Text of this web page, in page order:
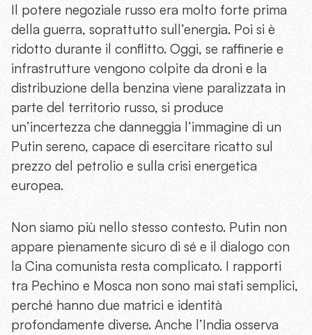
Il potere negoziale russo era molto forte prima
della guerra, soprattutto sull’energia. Poi si è
ridotto durante il conflitto. Oggi, se raffinerie e
infrastrutture vengono colpite da droni e la
distribuzione della benzina viene paralizzata in
parte del territorio russo, si produce
un’incertezza che danneggia l’immagine di un
Putin sereno, capace di esercitare ricatto sul
prezzo del petrolio e sulla crisi energetica
europea.
Non siamo più nello stesso contesto. Putin non
appare pienamente sicuro di sé e il dialogo con
la Cina comunista resta complicato. I rapporti
tra Pechino e Mosca non sono mai stati semplici,
perché hanno due matrici e identità
profondamente diverse. Anche l’India osserva